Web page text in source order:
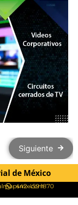
Siguiente
de México
442 459 1870